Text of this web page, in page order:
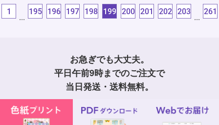
1
...
195 196 197 198 199 200 201 202 203
...
261
お急ぎでも大丈夫。
平日午前9時までのご注文で
当日発送・送料無料。